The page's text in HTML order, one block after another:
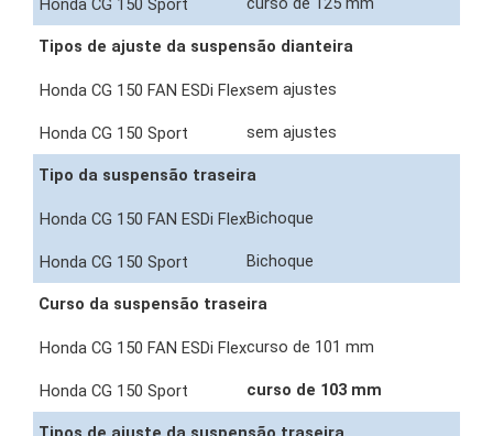
Tipos de ajuste da suspensão dianteira
sem ajustes
sem ajustes
Tipo da suspensão traseira
Bichoque
Bichoque
Curso da suspensão traseira
curso de 101 mm
curso de 103 mm